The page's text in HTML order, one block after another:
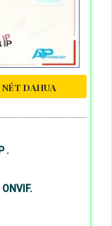
DAHUA
.